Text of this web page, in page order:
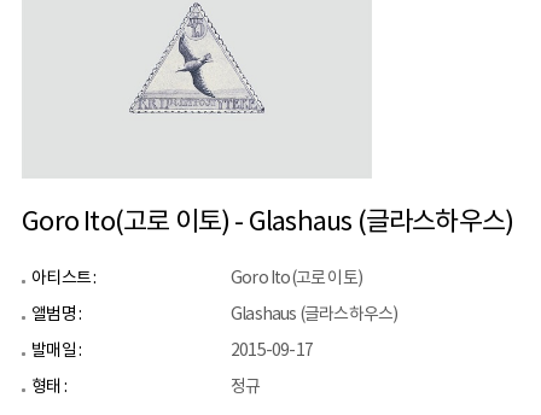
Goro Ito(고로 이토) - Glashaus (글라스하우스)
아티스트 :
Goro Ito(고로 이토)
앨범명 :
Glashaus (글라스하우스)
발매일 :
2015-09-17
형태 :
정규